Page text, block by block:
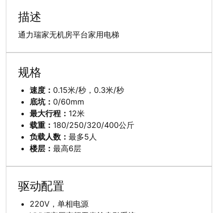
描述
通力瑞家无机房平台家用电梯
规格
速度： 0.15米/秒，0.3米/秒
底坑： 0/60mm
最大行程： 12米
载重： 180/250/320/400公斤
负载人数： 最多5人
楼层： 最高6层
驱动配置
220V，单相电源